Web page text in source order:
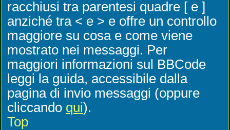
racchiusi tra parentesi quadre [ e ]
anziché tra < e > e offre un controllo
maggiore su cosa e come viene
mostrato nei messaggi. Per
maggiori informazioni sul BBCode
leggi la guida, accessibile dalla
pagina di invio messaggi (oppure
cliccando qui).
Top